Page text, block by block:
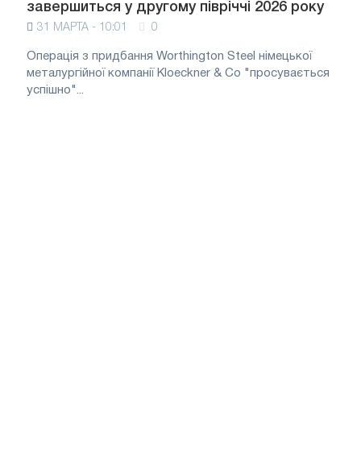
завершиться у другому півріччі 2026 року
31 МАРТА - 10:01 0
Операція з придбання Worthington Steel німецької
металургійної компанії Kloeckner & Co "просувається
успішно"...